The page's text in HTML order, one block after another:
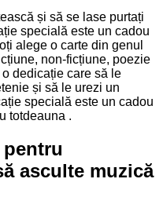
și să se lase purtați
specială este un cadou
alege o carte din genul
non-ficțiune, poezie
dedicație care să le
și să le urezi un
specială este un cadou
totdeauna .
asculte muzică